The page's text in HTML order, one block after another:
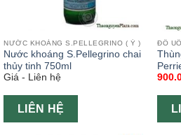
NƯỚC KHOÁNG S.PELLEGRINO ( Ý )
Nước khoáng S.Pellegrino chai
thủy tinh 750ml
Giá - Liên hệ
LIÊN HỆ
ĐỒ